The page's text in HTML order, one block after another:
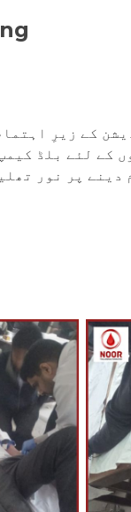
کے زیرِ
کے لئے بلڈ
دینے پر نور